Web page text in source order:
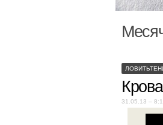
31.05.13 –